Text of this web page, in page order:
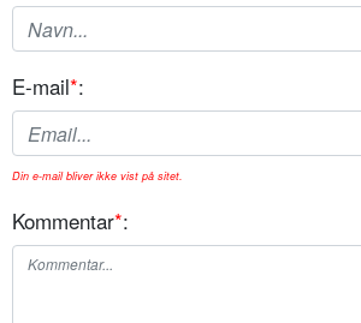
E-mail*:
Din e-mail bliver ikke vist på sitet.
Kommentar*: